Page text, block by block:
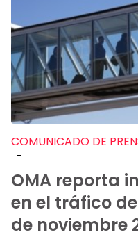
COMUNICADO DE
-
OMA reporta
en el tráfico
de noviembre